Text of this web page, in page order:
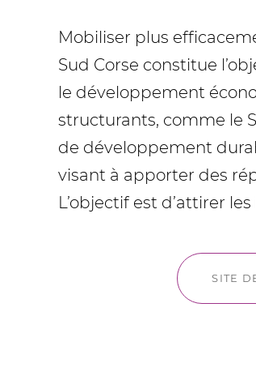
Mobiliser plus
Sud Corse constitue
le développement
structurants, comme le
de développement
visant à apporter des
L’objectif est d’attirer
SITE